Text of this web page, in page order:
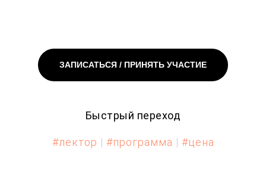
ЗАПИСАТЬСЯ / ПРИНЯТЬ УЧАСТИЕ
Быстрый переход
#лектор | #программа | #цена